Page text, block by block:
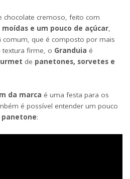
chocolate cremoso, feito com
e um pouco de açúcar,
comum, que é composto por mais
textura firme, o Granduia é
de panetones, sorvetes e
da marca é uma festa para os
é possível entender um pouco
panetone: